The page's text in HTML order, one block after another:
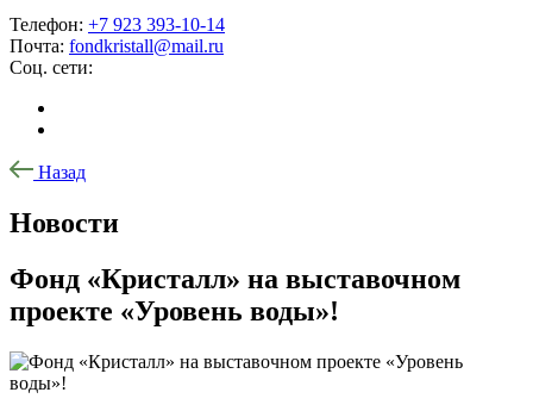
Телефон: +7 923 393-10-14
Почта: fondkristall@mail.ru
Соц. сети:
Назад
Новости
Фонд «Кристалл» на выставочном
проекте «Уровень воды»!